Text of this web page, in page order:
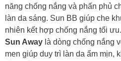
năng chống nắng và phấn phủ
làn da sáng. Sun BB giúp che
nhiên kết hợp chống nắng tối ưu.
Sun Away là dòng chống nắng
men giúp duy trì làn da ẩm mịn,